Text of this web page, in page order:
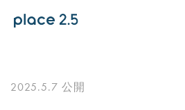
2025.5.7 公開